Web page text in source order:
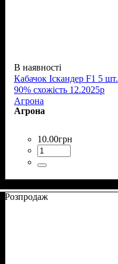
В наявності
Кабачок Іскандер F1 5 шт.
90% схожість 12.2025р
Агрона
Агрона
10.00грн
Розпродаж